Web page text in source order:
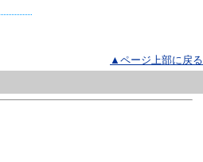
▲ページ上部に戻る